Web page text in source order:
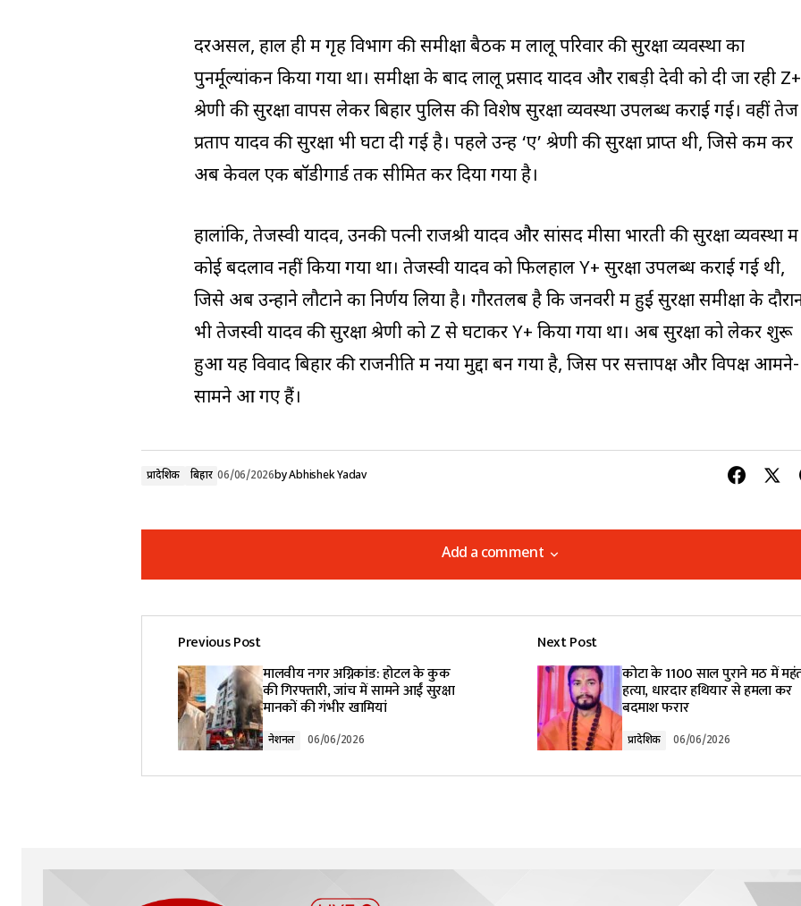
दरअसल, हाल ही में गृह विभाग की समीक्षा बैठक में लालू परिवार की सुरक्षा व्यवस्था का
पुनर्मूल्यांकन किया गया था। समीक्षा के बाद लालू प्रसाद यादव और राबड़ी देवी को दी जा रही Z+
श्रेणी की सुरक्षा वापस लेकर बिहार पुलिस की विशेष सुरक्षा व्यवस्था उपलब्ध कराई गई। वहीं तेज
प्रताप यादव की सुरक्षा भी घटा दी गई है। पहले उन्हें ‘ए’ श्रेणी की सुरक्षा प्राप्त थी, जिसे कम कर
अब केवल एक बॉडीगार्ड तक सीमित कर दिया गया है।
हालांकि, तेजस्वी यादव, उनकी पत्नी राजश्री यादव और सांसद मीसा भारती की सुरक्षा व्यवस्था में
कोई बदलाव नहीं किया गया था। तेजस्वी यादव को फिलहाल Y+ सुरक्षा उपलब्ध कराई गई थी,
जिसे अब उन्होंने लौटाने का निर्णय लिया है। गौरतलब है कि जनवरी में हुई सुरक्षा समीक्षा के
भी तेजस्वी यादव की सुरक्षा श्रेणी को Z से घटाकर Y+ किया गया था। अब सुरक्षा को लेकर शुरू
हुआ यह विवाद बिहार की राजनीति में नया मुद्दा बन गया है, जिस पर सत्तापक्ष और विपक्ष आमने-
सामने आ गए हैं।
प्रादेशिक बिहार 06/06/2026byAbhishek Yadav
Add a comment
Add a comment
Your email address will not be published. Required fields are marked*
Comment *
Previous Post
मालवीय नगर अग्निकांड: होटल के कुक
की गिरफ्तारी, जांच में सामने आईं सुरक्षा
मानकों की गंभीर खामियां
नेशनल 06/06/2026
Next Post
कोटा के 1100 साल पुराने मठ में
हत्या, धारदार हथियार से हमला कर
बदमाश फरार
प्रादेशिक 06/06/2026